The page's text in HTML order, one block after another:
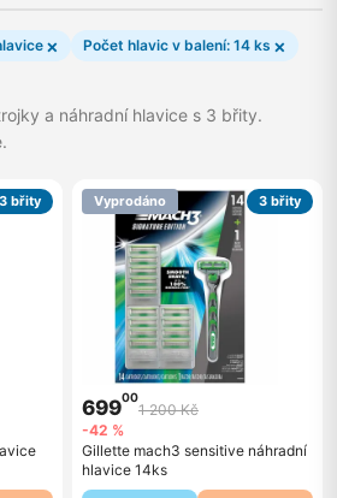
× Počet hlavic v balení: 14 ks ×
a náhradní hlavice s 3 břity.
3 břity Vyprodáno 3 břity
69900
1 200 Kč
-42 %
Gillette mach3 sensitive náhradní
hlavice 14ks